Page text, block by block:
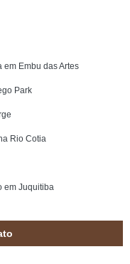
Embu das Artes
Park
Rio Cotia
em Juquitiba